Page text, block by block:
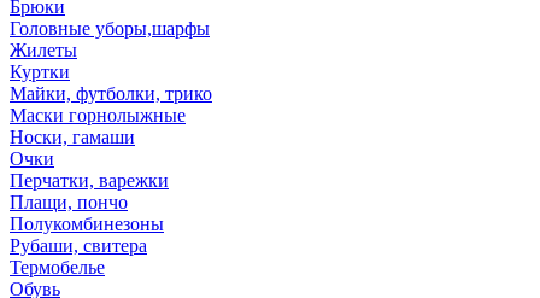
Брюки
Головные уборы,шарфы
Жилеты
Куртки
Майки, футболки, трико
Маски горнолыжные
Носки, гамаши
Очки
Перчатки, варежки
Плащи, пончо
Полукомбинезоны
Рубаши, свитера
Термобелье
Обувь